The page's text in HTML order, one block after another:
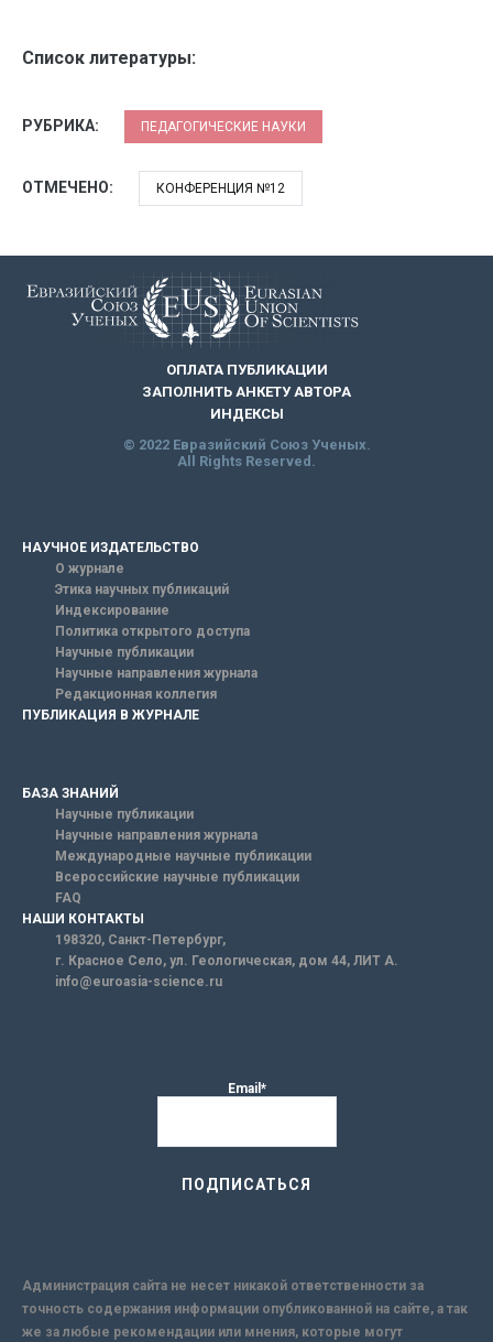
Список литературы:
РУБРИКА: ПЕДАГОГИЧЕСКИЕ НАУКИ
ОТМЕЧЕНО: КОНФЕРЕНЦИЯ №12
ОПЛАТА ПУБЛИКАЦИИ
ЗАПОЛНИТЬ АНКЕТУ АВТОРА
ИНДЕКСЫ
© 2022 Евразийский Союз Ученых.
All Rights Reserved.
НАУЧНОЕ ИЗДАТЕЛЬСТВО
О журнале
Этика научных публикаций
Индексирование
Политика открытого доступа
Научные публикации
Научные направления журнала
Редакционная коллегия
ПУБЛИКАЦИЯ В ЖУРНАЛЕ
БАЗА ЗНАНИЙ
Научные публикации
Научные направления журнала
Международные научные публикации
Всероссийские научные публикации
FAQ
НАШИ КОНТАКТЫ
198320, Санкт-Петербург,
г. Красное Село, ул. Геологическая, дом 44, ЛИТ А.
info@euroasia-science.ru
Email*
Администрация сайта не несет никакой ответственности за
точность содержания информации опубликованной на сайте, а так
же за любые рекомендации или мнения, которые могут